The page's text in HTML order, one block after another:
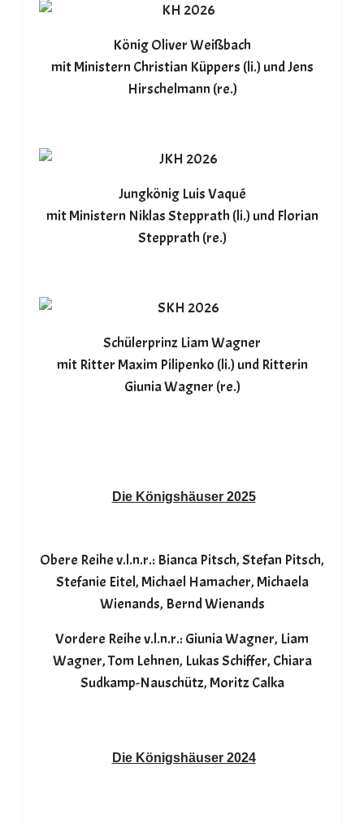
König Oliver Weißbach
mit Ministern Christian Küppers (li.) und Jens
Hirschelmann (re.)
Jungkönig Luis Vaqué
mit Ministern Niklas Stepprath (li.) und Florian
Stepprath (re.)
Schülerprinz Liam Wagner
mit Ritter Maxim Pilipenko (li.) und Ritterin
Giunia Wagner (re.)
Die Königshäuser 2025
Obere Reihe v.l.n.r.: Bianca Pitsch, Stefan Pitsch,
Stefanie Eitel, Michael Hamacher, Michaela
Wienands, Bernd Wienands
Vordere Reihe v.l.n.r.: Giunia Wagner, Liam
Wagner, Tom Lehnen, Lukas Schiffer, Chiara
Sudkamp-Nauschütz, Moritz Calka
Die Königshäuser 2024